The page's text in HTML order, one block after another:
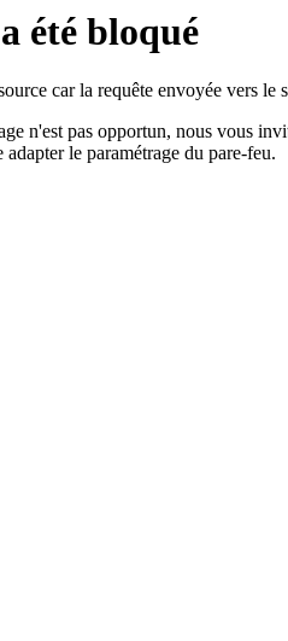
été bloqué
car la requête envoyée vers le
n'est pas opportun, nous vous
le paramétrage du pare-feu.